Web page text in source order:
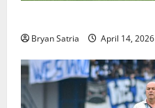
Bryan Satria April 14, 2026